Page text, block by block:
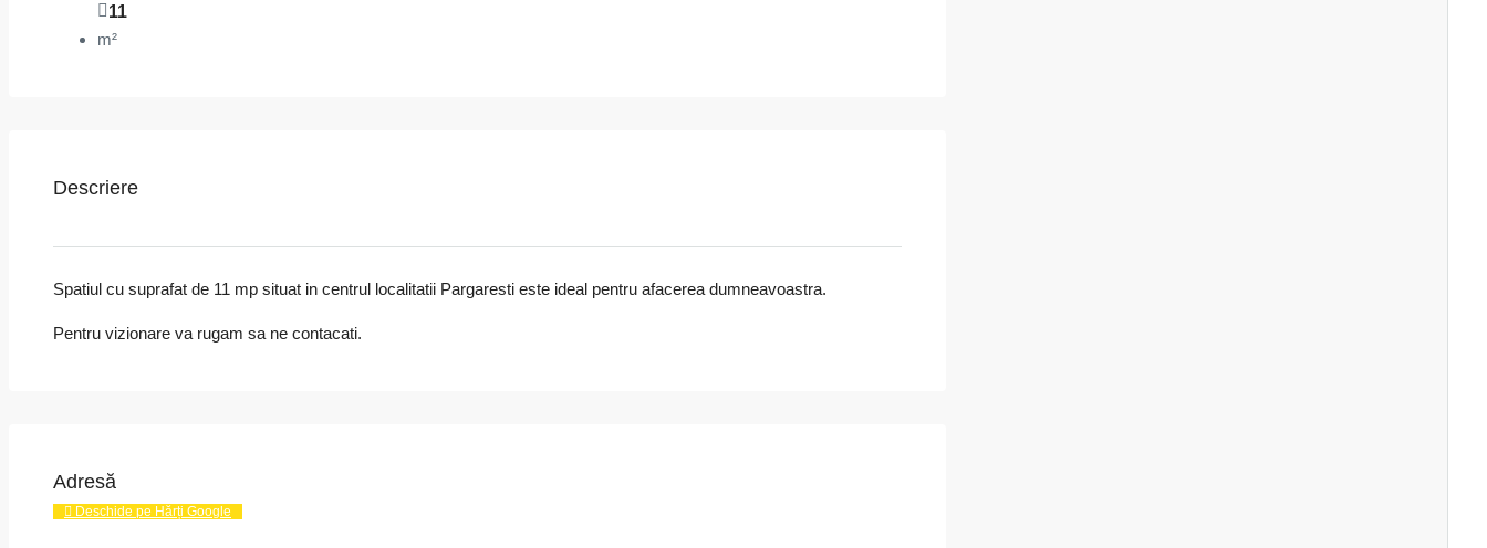
11
m²
Descriere
Spatiul cu suprafat de 11 mp situat in centrul localitatii Pargaresti este ideal pentru afacerea dumneavoastra.
Pentru vizionare va rugam sa ne contacati.
Adresă
Deschide pe Hărți Google